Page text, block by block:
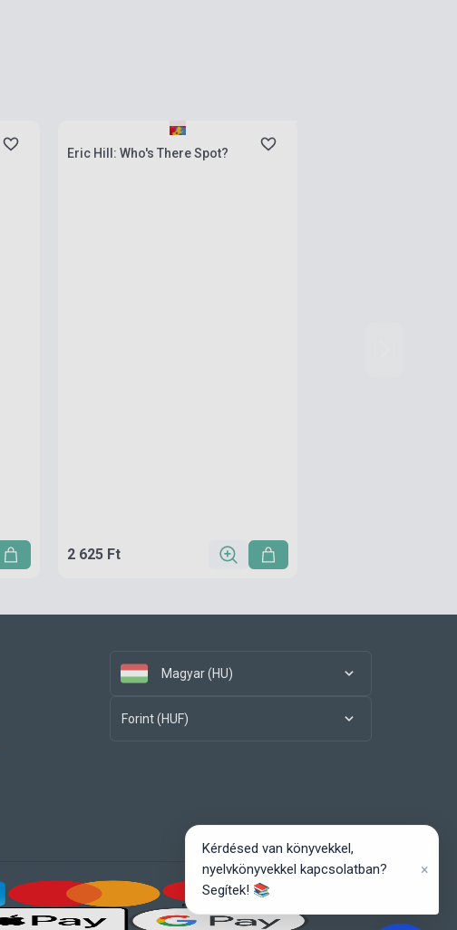
Eric Hill: Who's There Spot?
2 625 Ft
Magyar (HU)
Forint (HUF)
Kérdésed van könyvekkel,
nyelvkönyvekkel kapcsolatban?
Segítek! 📚
×